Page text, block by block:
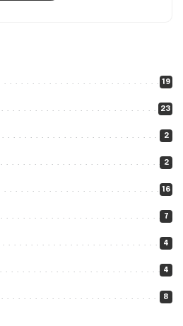
19
23
2
2
16
7
4
4
8